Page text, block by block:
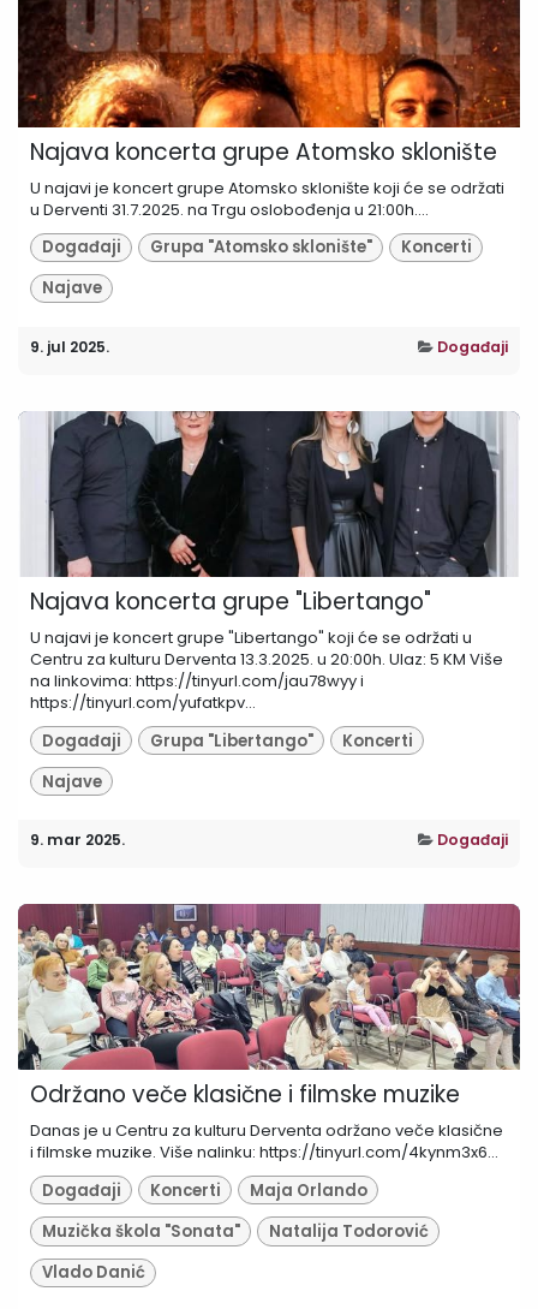
Najava koncerta grupe Atomsko sklonište
U najavi je koncert grupe Atomsko sklonište koji će se održati
u Derventi 31.7.2025. na Trgu oslobođenja u 21:00h....
Događaji
Grupa "Atomsko sklonište"
Koncerti
Najave
9. jul 2025. Događaji
Najava koncerta grupe "Libertango"
U najavi je koncert grupe "Libertango" koji će se održati u
Centru za kulturu Derventa 13.3.2025. u 20:00h. Ulaz: 5 KM Više
na linkovima: https://tinyurl.com/jau78wyy i
https://tinyurl.com/yufatkpv...
Događaji
Grupa "Libertango"
Koncerti
Najave
9. mar 2025. Događaji
Održano veče klasične i filmske muzike
Danas je u Centru za kulturu Derventa održano veče klasične
i filmske muzike. Više nalinku: https://tinyurl.com/4kynm3x6...
Događaji
Koncerti
Maja Orlando
Muzička škola "Sonata"
Natalija Todorović
Vlado Danić